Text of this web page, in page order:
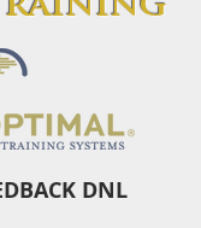
DNL